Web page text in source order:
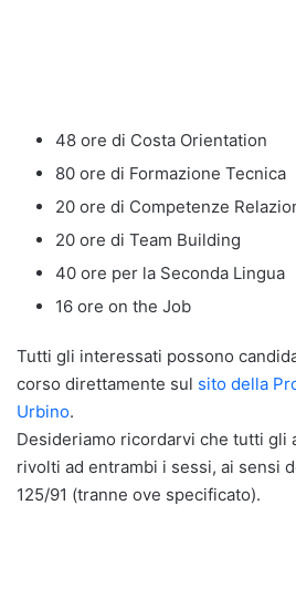
48 ore di Costa Orientation
80 ore di Formazione Tecnica
20 ore di Competenze
20 ore di Team Building
40 ore per la Seconda Lingua
16 ore on the Job
Tutti gli interessati possono
corso direttamente sul sito della
Urbino.
Desideriamo ricordarvi che tutti gli
rivolti ad entrambi i sessi, ai sensi
125/91 (tranne ove specificato).